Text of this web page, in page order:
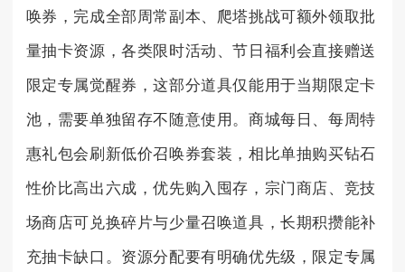
唤券，完成全部周常副本、爬塔挑战可额外领取批
量抽卡资源，各类限时活动、节日福利会直接赠送
限定专属觉醒券，这部分道具仅能用于当期限定卡
池，需要单独留存不随意使用。商城每日、每周特
惠礼包会刷新低价召唤券套装，相比单抽购买钻石
性价比高出六成，优先购入囤存，宗门商店、竞技
场商店可兑换碎片与少量召唤道具，长期积攒能补
充抽卡缺口。资源分配要有明确优先级，限定专属